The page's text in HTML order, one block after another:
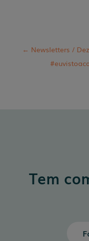
← Newsletters /
Tem